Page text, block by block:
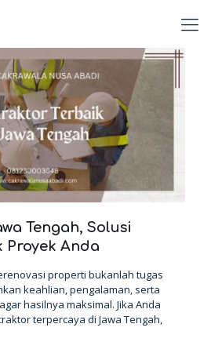
Tengah, Solusi
Proyek Anda
properti bukanlah tugas
keahlian, pengalaman, serta
hasilnya maksimal. Jika Anda
terpercaya di Jawa Tengah,